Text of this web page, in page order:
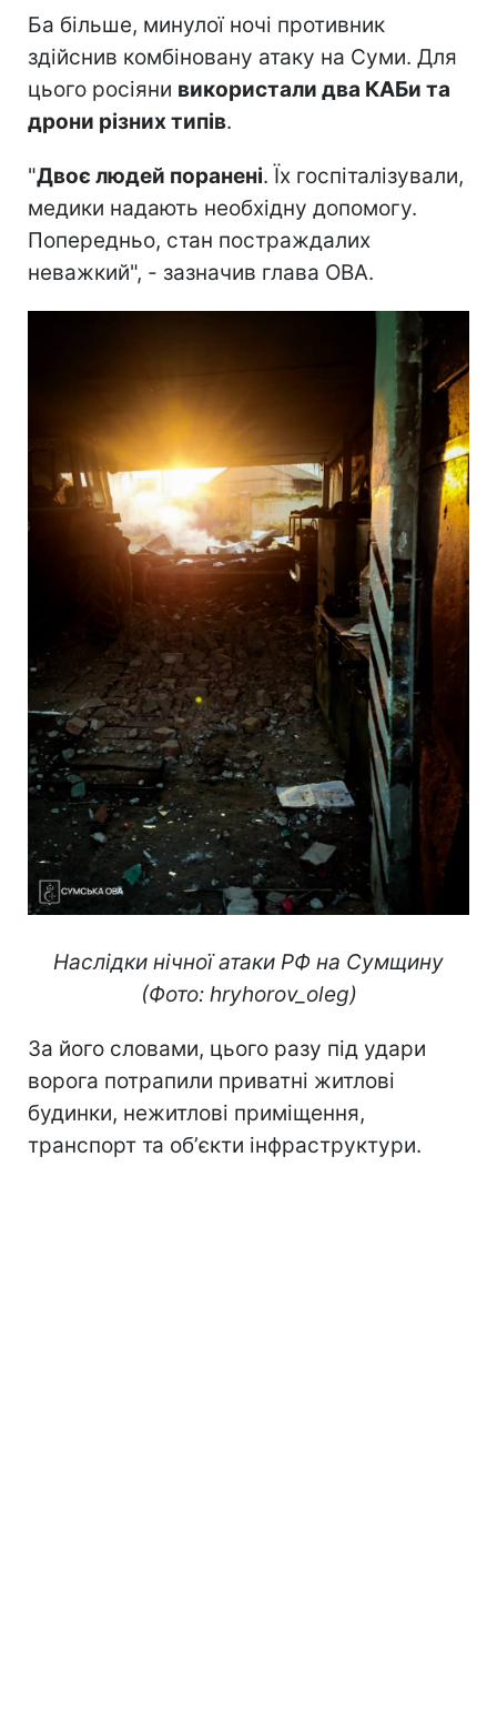
Ба більше, минулої ночі противник
здійснив комбіновану атаку на Суми. Для
цього росіяни використали два КАБи та
дрони різних типів.
"Двоє людей поранені. Їх госпіталізували,
медики надають необхідну допомогу.
Попередньо, стан постраждалих
неважкий", - зазначив глава ОВА.
Наслідки нічної атаки РФ на Сумщину
(Фото: hryhorov_oleg)
За його словами, цього разу під удари
ворога потрапили приватні житлові
будинки, нежитлові приміщення,
транспорт та обʼєкти інфраструктури.